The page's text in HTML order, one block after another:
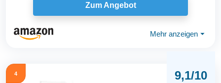
Zum Angebot
Mehr anzeigen ⏷
4 9,1/10